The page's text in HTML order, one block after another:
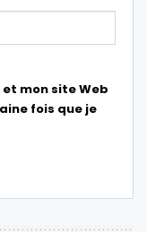
mon site Web
fois que je